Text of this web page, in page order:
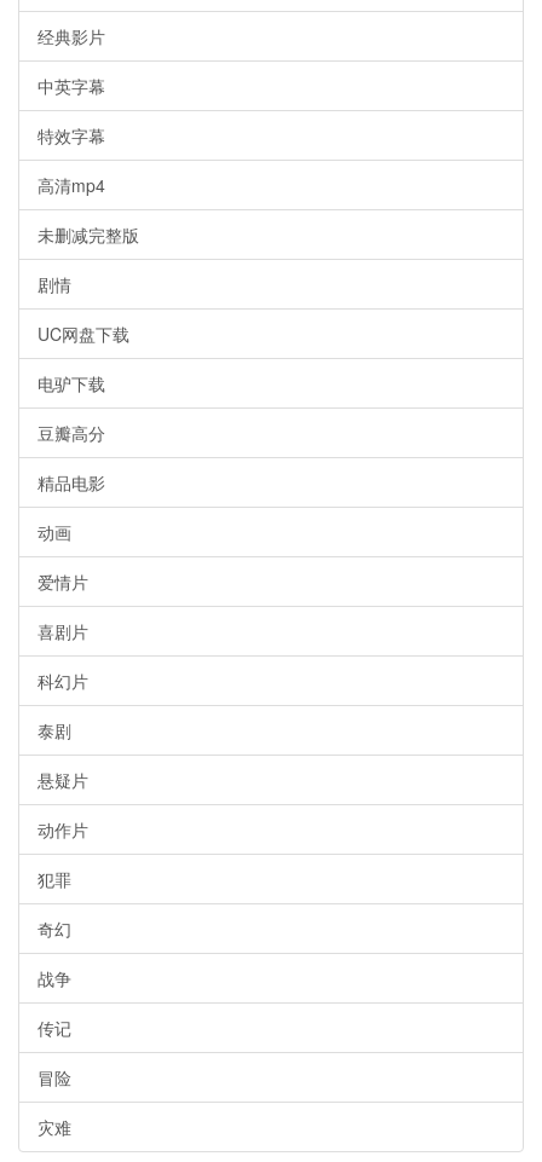
经典影片
中英字幕
特效字幕
高清mp4
未删减完整版
剧情
UC网盘下载
电驴下载
豆瓣高分
精品电影
动画
爱情片
喜剧片
科幻片
泰剧
悬疑片
动作片
犯罪
奇幻
战争
传记
冒险
灾难